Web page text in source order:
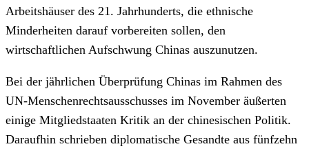
Arbeitshäuser des 21. Jahrhunderts, die ethnische
Minderheiten darauf vorbereiten sollen, den
wirtschaftlichen Aufschwung Chinas auszunutzen.
Bei der jährlichen Überprüfung Chinas im Rahmen des
UN-Menschenrechtsausschusses im November äußerten
einige Mitgliedstaaten Kritik an der chinesischen Politik.
Daraufhin schrieben diplomatische Gesandte aus fünfzehn